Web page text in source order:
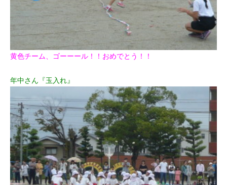
黄色チーム、ゴーーール！！おめでとう！！
年中さん『玉入れ』